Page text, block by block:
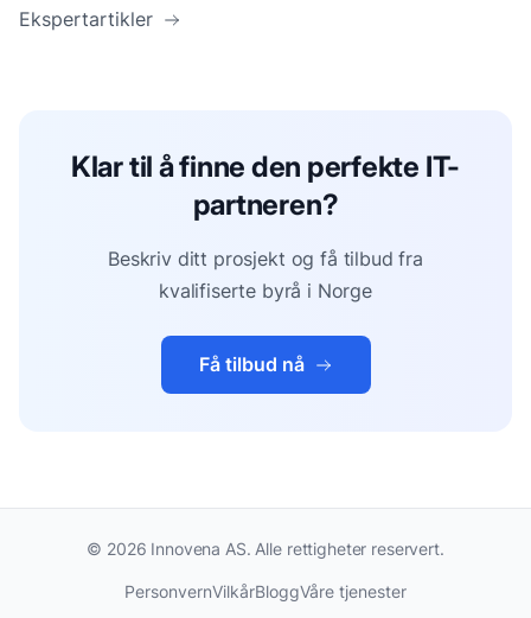
Ekspertartikler
Klar til å finne den perfekte IT-
partneren?
Beskriv ditt prosjekt og få tilbud fra
kvalifiserte byrå i Norge
Få tilbud nå
© 2026 Innovena AS. Alle rettigheter reservert.
PersonvernVilkårBloggVåre tjenester